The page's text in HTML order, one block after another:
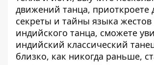
движений танца, приоткроете
секреты и тайны языка
индийского танца, сможете
индийский классический
близко, как никогда раньше,